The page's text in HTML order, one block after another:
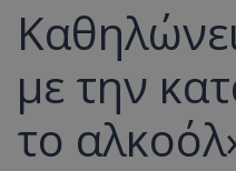
με την
το